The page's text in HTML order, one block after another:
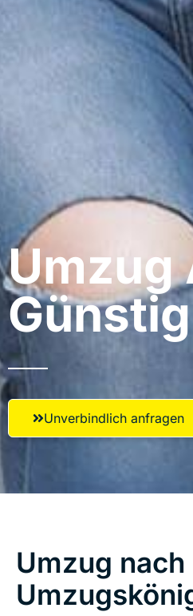
Umzug
Unverbindlich anfragen
Umzug